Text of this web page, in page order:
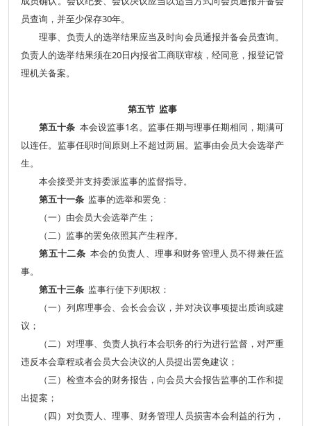
员查询，并至少保存30年。
理事、负责人的选举结果应当及时向会员通报并备会员查询。
负责人的选举结果须在20日内报省工商联审核，经同意，报登记管
理机关备案。
第五节 监事
第五十条 本会设监事1名。监事任期与理事任期相同，期满可
以连任。监事任职时间原则上不超过两届。监事由会员大会选举产
生。
本会接受并支持委派监事的监督指导。
第五十一条 监事的选举和罢免：
（一）由会员大会选举产生；
（二）监事的罢免依照其产生程序。
第五十二条本会的负责人、理事和财务管理人员不得兼任监
事。
第五十三条 监事行使下列职权：
（一）列席理事会、会长会会议，并对决议事项提出质询或建
议；
（二）对理事、负责人执行本会职务的行为进行监督，对严重
违反本会章程或者会员大会决议的人员提出罢免建议；
（三）检查本会的财务报告，向会员大会报告监事的工作和提
出提案；
（四）对负责人、理事、财务管理人员损害本会利益的行为，